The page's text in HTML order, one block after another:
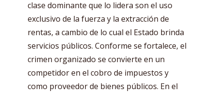
clase dominante que lo lidera son el uso
exclusivo de la fuerza y la extracción de
rentas, a cambio de lo cual el Estado brinda
servicios públicos. Conforme se fortalece, el
crimen organizado se convierte en un
competidor en el cobro de impuestos y
como proveedor de bienes públicos. En el